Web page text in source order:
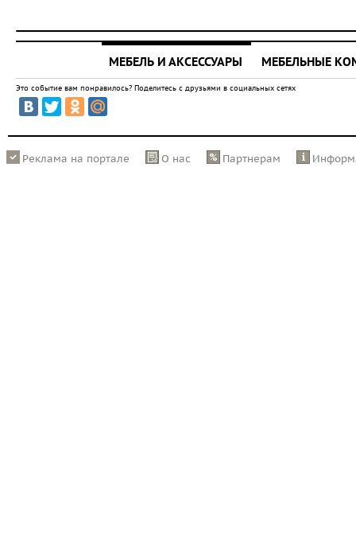
МЕБЕЛЬ И АКСЕССУАРЫ МЕБЕЛЬНЫЕ
Это событие вам понравилось? Поделитесь с друзьями в социальных сетях
Реклама на портале О нас Партнерам